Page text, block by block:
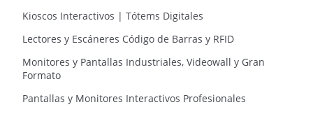
Kioscos Interactivos | Tótems Digitales
Lectores y Escáneres Código de Barras y RFID
Monitores y Pantallas Industriales, Videowall y Gran
Formato
Pantallas y Monitores Interactivos Profesionales